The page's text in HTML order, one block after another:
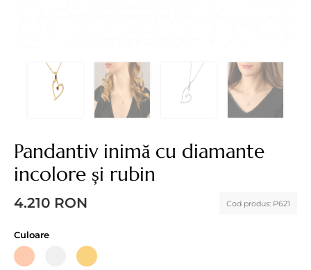
Pandantiv inimă cu diamante
incolore și rubin
Cod produs: P621
4.210 RON
Culoare